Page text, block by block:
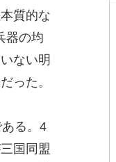
質的な
器の均
ない明
った。
る。4
国同盟